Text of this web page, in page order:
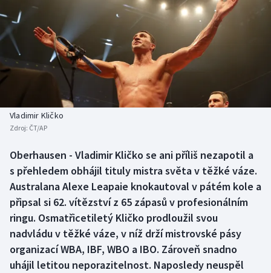
Americký fotbal
Baseball a softbal
Biatlon
Box
Curling
Dostihy
Florbal
NEPŘEHLÉDNĚTE
Soutěže
Historické návraty
Aplikace ČT sport
Vladimir Kličko
Zdroj: ČT/AP
Oberhausen - Vladimir Kličko se ani příliš nezapotil a
s přehledem obhájil tituly mistra světa v těžké váze.
Australana Alexe Leapaie knokautoval v pátém kole a
připsal si 62. vítězství z 65 zápasů v profesionálním
ringu. Osmatřicetiletý Kličko prodloužil svou
nadvládu v těžké váze, v níž drží mistrovské pásy
organizací WBA, IBF, WBO a IBO. Zároveň snadno
uhájil letitou neporazitelnost. Naposledy neuspěl